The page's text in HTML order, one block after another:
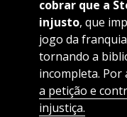
cobrar que a
injusto, que
jogo da
tornando a
incompleta. Por
a petição e
injustiça.